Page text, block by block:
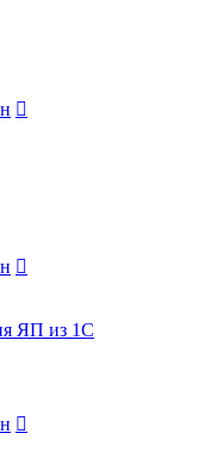
ЯП из 1С